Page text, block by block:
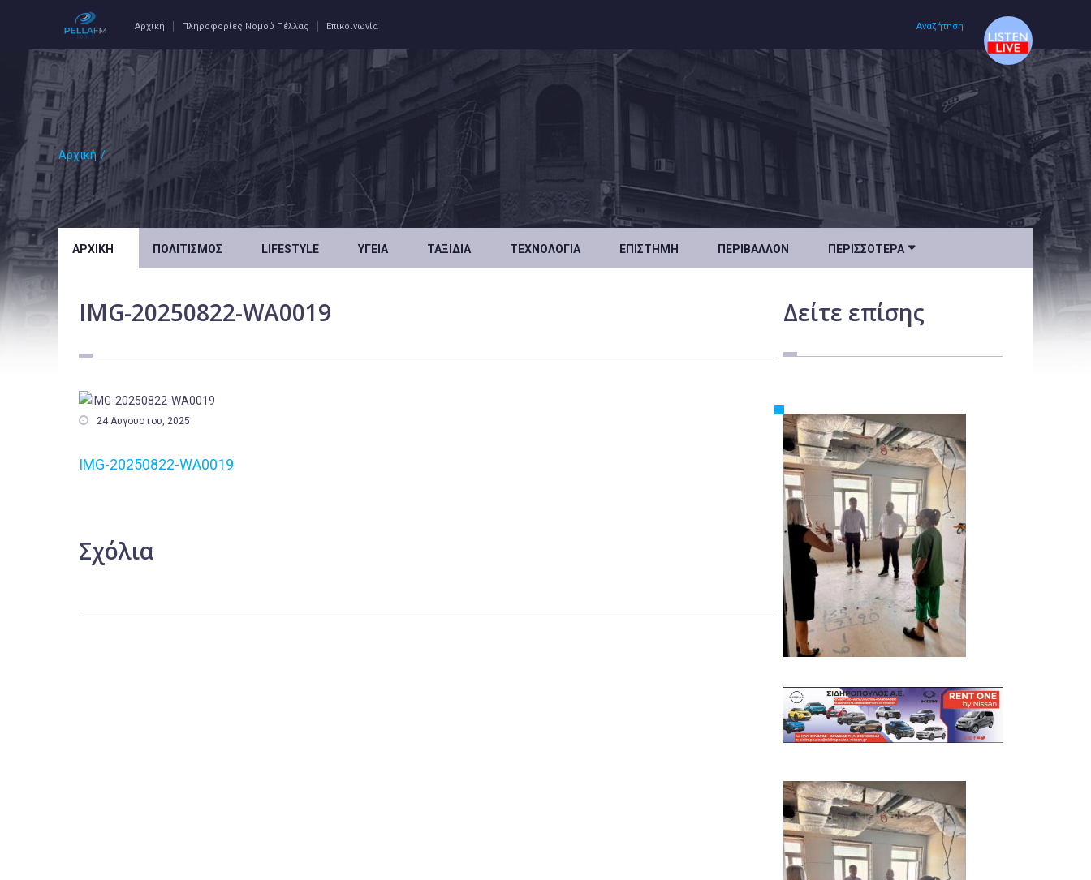
Αρχική Πληροφορίες Νομού Πέλλας Επικοινωνία Αναζήτηση
Αρχική /
ΑΡΧΙΚΉ ΠΟΛΙΤΙΣΜΌΣ LIFESTYLE ΥΓΕΊΑ ΤΑΞΊΔΙΑ ΤΕΧΝΟΛΟΓΊΑ ΕΠΙΣΤΉΜΗ ΠΕΡΙΒΆΛΛΟΝ ΠΕΡΙΣΣΌΤΕΡΑ 
IMG-20250822-WA0019
 24 Αυγούστου, 2025
IMG-20250822-WA0019
Σχόλια
Δείτε επίσης
Αρχική
Πολιτισμός
Υγεία
Ταξίδια
Επιστήμη
Περιβάλλον
Κόσμος
Τοπικά
Αγροτικά
Οικονομία
Πολιτική
Αθλητικά
Αστυνομικό Δελτίο